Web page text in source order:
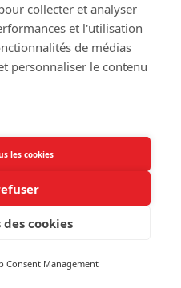
Calvados -Politique de cookies
collecter et analyser
et l'utilisation
de médias
personnaliser le contenu
les cookies
cookies
Consent Management